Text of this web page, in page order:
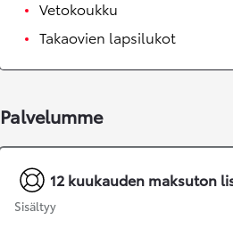
Vetokoukku
Takaovien lapsilukot
Palvelumme
12 kuukauden maksuton
Sisältyy